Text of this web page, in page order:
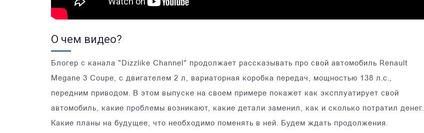
О чем видео?
Блогер с канала "Dizzlike Channel" продолжает рассказывать про свой автомобиль Renault
Megane 3 Coupe, с двигателем 2 л, вариаторная коробка передач, мощностью 138 л.с.,
передним приводом. В этом выпуске на своем примере покажет как эксплуатирует свой
автомобиль, какие проблемы возникают, какие детали заменил, как и сколько потратил денег.
Какие планы на будущее, что необходимо поменять в ней. Будем ждать продолжения.